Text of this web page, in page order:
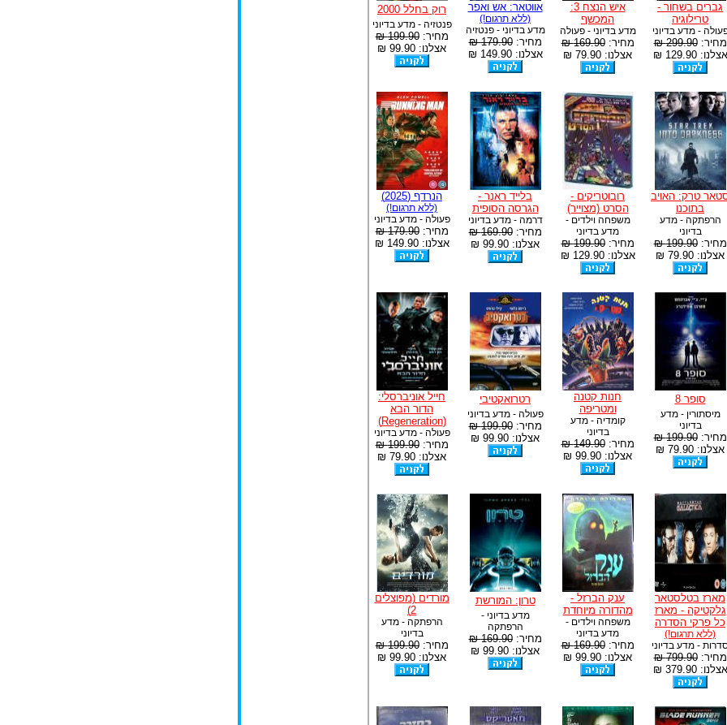
גברים בשחור -
טרילוגיה
- מדע בדיוני
מחיר:299.90 ₪
אצלנו: 129.90 ₪
איש הנצח 3:
המכשף
מדע בדיוני - פעולה
מחיר:169.90 ₪
אצלנו: 79.90 ₪
אווטאר: אש ואפר
(ללא תרגום!)
מדע בדיוני - פנטזיה
מחיר:179.90 ₪
אצלנו: 149.90 ₪
רוק בחלל 2000
פנטזיה - מדע בדיוני
מחיר:199.90 ₪
אצלנו: 99.90 ₪
טרק: האויב
בתוכנו
הרפתקה - מדע
בדיוני
מחיר:199.90 ₪
אצלנו: 79.90 ₪
רובוטריקים -
הסרט (מצוייר)
משפחה וילדים -
מדע בדיוני
מחיר:199.90 ₪
אצלנו: 129.90 ₪
בלייד ראנר -
הגרסה הסופית
דרמה - מדע בדיוני
מחיר:169.90 ₪
אצלנו: 99.90 ₪
הנרדף (2025)
(ללא תרגום!)
פעולה - מדע בדיוני
מחיר:179.90 ₪
אצלנו: 149.90 ₪
סופר 8
מיסתורין - מדע
בדיוני
מחיר:199.90 ₪
אצלנו: 79.90 ₪
חנות קטנה
ומטריפה
קומדיה - מדע
בדיוני
מחיר:149.90 ₪
אצלנו: 99.90 ₪
רטרואקטיבי
פעולה - מדע בדיוני
מחיר:199.90 ₪
אצלנו: 99.90 ₪
חייל אוניברסלי:
הדור הבא
(Regeneration)
פעולה - מדע בדיוני
מחיר:199.90 ₪
אצלנו: 79.90 ₪
מארז בטלסטאר
גלקטיקה - מארז
כל פרקי הסדרה
(ללא תרגום!)
- מדע בדיוני
מחיר:799.90 ₪
אצלנו: 379.90 ₪
ענק הברזל -
מהדורה מיוחדת
משפחה וילדים -
מדע בדיוני
מחיר:169.90 ₪
אצלנו: 99.90 ₪
טרון: המורשת
מדע בדיוני -
הרפתקה
מחיר:169.90 ₪
אצלנו: 99.90 ₪
מורדים (מפוצלים
2)
הרפתקה - מדע
בדיוני
מחיר:199.90 ₪
אצלנו: 99.90 ₪